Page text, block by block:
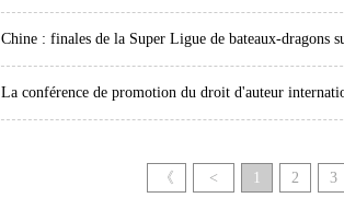
Chine : finales de la Super Ligue de bateaux-dragons
La conférence de promotion du droit d'auteur
《 < 1 2 3